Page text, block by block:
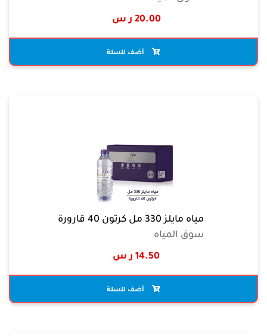
20.00 ر س
أضف للسلة
مياه مايلز 330 مل كرتون 40 قارورة
سوق المياه
14.50 ر س
أضف للسلة